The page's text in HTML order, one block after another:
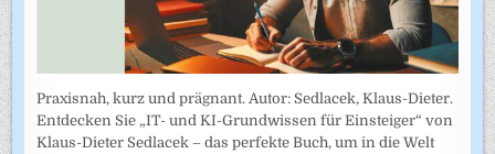
Praxisnah, kurz und prägnant. Autor: Sedlacek, Klaus-Dieter.
Entdecken Sie „IT- und KI-Grundwissen für Einsteiger“ von
Klaus-Dieter Sedlacek – das perfekte Buch, um in die Welt